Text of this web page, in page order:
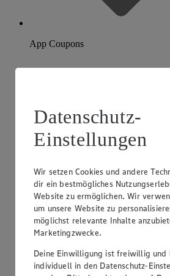
App Coupons
Datenschutz-
Einstellungen
Wir setzen Cookies und andere
dir ein bestmögliches
Website zu ermöglichen. Wir
um unsere Website zu
möglichst relevante Inhalte
Marketingzwecke.
Deine Einwilligung ist freiwillig und
individuell in den Datenschutz-